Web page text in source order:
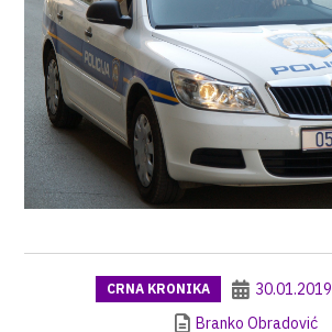
CRNA KRONIKA 30.01.2019
Branko Obradović